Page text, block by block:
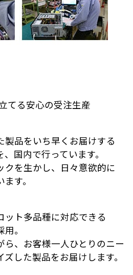
てる安心の受注生産
製品をいち早くお届けする
国内で行っています。
クを生かし、日々意欲的に
す。
ット多品種に対応できる
。
ら、お客様一人ひとりのニー
した製品をお届けします。